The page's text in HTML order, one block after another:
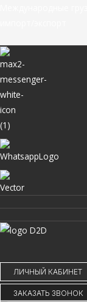
ЛИЧНЫЙ КАБИНЕТ
ЗАКАЗАТЬ ЗВОНОК